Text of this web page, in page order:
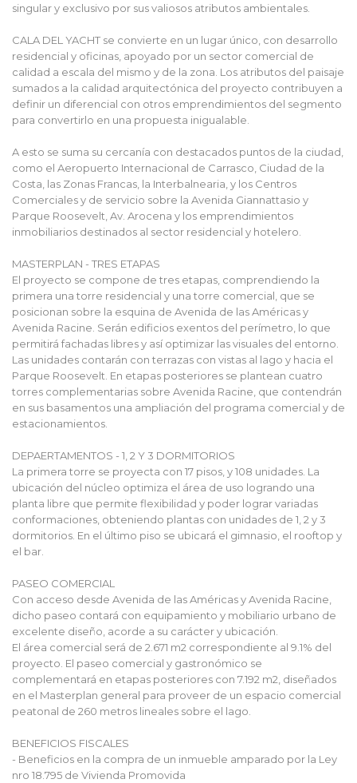
singular y exclusivo por sus valiosos atributos ambientales.
CALA DEL YACHT se convierte en un lugar único, con desarrollo
residencial y oficinas, apoyado por un sector comercial de
calidad a escala del mismo y de la zona. Los atributos del paisaje
sumados a la calidad arquitectónica del proyecto contribuyen a
definir un diferencial con otros emprendimientos del segmento
para convertirlo en una propuesta inigualable.
A esto se suma su cercanía con destacados puntos de la ciudad,
como el Aeropuerto Internacional de Carrasco, Ciudad de la
Costa, las Zonas Francas, la Interbalnearia, y los Centros
Comerciales y de servicio sobre la Avenida Giannattasio y
Parque Roosevelt, Av. Arocena y los emprendimientos
inmobiliarios destinados al sector residencial y hotelero.
MASTERPLAN - TRES ETAPAS
El proyecto se compone de tres etapas, comprendiendo la
primera una torre residencial y una torre comercial, que se
posicionan sobre la esquina de Avenida de las Américas y
Avenida Racine. Serán edificios exentos del perímetro, lo que
permitirá fachadas libres y así optimizar las visuales del entorno.
Las unidades contarán con terrazas con vistas al lago y hacia el
Parque Roosevelt. En etapas posteriores se plantean cuatro
torres complementarias sobre Avenida Racine, que contendrán
en sus basamentos una ampliación del programa comercial y de
estacionamientos.
DEPAERTAMENTOS - 1, 2 Y 3 DORMITORIOS
La primera torre se proyecta con 17 pisos, y 108 unidades. La
ubicación del núcleo optimiza el área de uso logrando una
planta libre que permite flexibilidad y poder lograr variadas
conformaciones, obteniendo plantas con unidades de 1, 2 y 3
dormitorios. En el último piso se ubicará el gimnasio, el rooftop y
el bar.
PASEO COMERCIAL
Con acceso desde Avenida de las Américas y Avenida Racine,
dicho paseo contará con equipamiento y mobiliario urbano de
excelente diseño, acorde a su carácter y ubicación.
El área comercial será de 2.671 m2 correspondiente al 9.1% del
proyecto. El paseo comercial y gastronómico se
complementará en etapas posteriores con 7.192 m2, diseñados
en el Masterplan general para proveer de un espacio comercial
peatonal de 260 metros lineales sobre el lago.
BENEFICIOS FISCALES
- Beneficios en la compra de un inmueble amparado por la Ley
nro 18.795 de Vivienda Promovida